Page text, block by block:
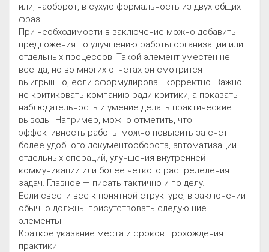
или, наоборот, в сухую формальность из двух общих
фраз.
При необходимости в заключение можно добавить
предложения по улучшению работы организации или
отдельных процессов. Такой элемент уместен не
всегда, но во многих отчетах он смотрится
выигрышно, если сформулирован корректно. Важно
не критиковать компанию ради критики, а показать
наблюдательность и умение делать практические
выводы. Например, можно отметить, что
эффективность работы можно повысить за счет
более удобного документооборота, автоматизации
отдельных операций, улучшения внутренней
коммуникации или более четкого распределения
задач. Главное — писать тактично и по делу.
Если свести все к понятной структуре, в заключении
обычно должны присутствовать следующие
элементы:
Краткое указание места и сроков прохождения
практики